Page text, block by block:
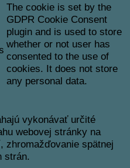
The cookie is set by the
GDPR Cookie Consent
plugin and is used to store
whether or not user has
consented to the use of
cookies. It does not store
any personal data.
vykonávať určité
webovej stránky na
zhromažďovanie spätnej
strán.